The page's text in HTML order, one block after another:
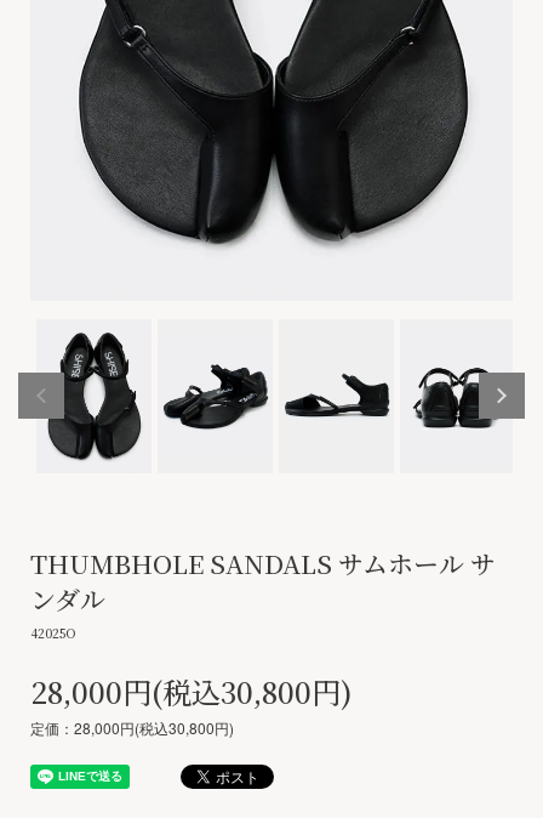
THUMBHOLE SANDALS サムホール サ
ンダル
42025O
28,000円(税込30,800円)
定価：28,000円(税込30,800円)